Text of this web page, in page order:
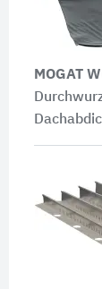
MOGAT